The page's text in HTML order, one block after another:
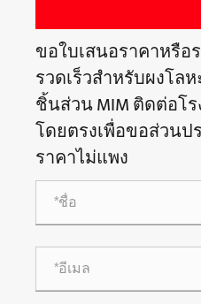
ขอใบเสนอราคาหรือ
รวดเร็วสำหรับผงโล
ชิ้นส่วน MIM ติดต่อโ
โดยตรงเพื่อขอส่วน
ราคาไม่แพง